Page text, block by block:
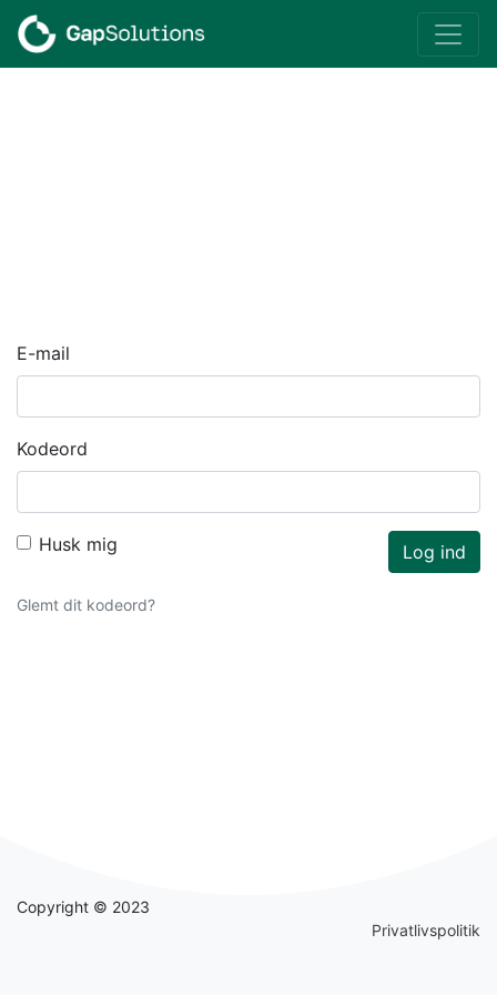
E-mail
Kodeord
Husk mig Log ind
Glemt dit kodeord?
Copyright © 2023
Privatlivspolitik